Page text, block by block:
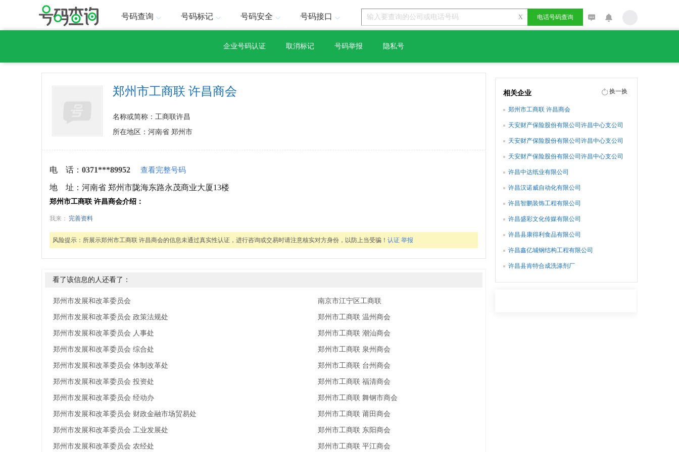
号码查询 号码标记 号码安全 号码接口 X 电话号码查询
企业号码认证 取消标记 号码举报 隐私号
郑州市工商联 许昌商会
名称或简称：工商联许昌
所在地区：河南省 郑州市
电 话： 0371***89952 查看完整号码
地 址： 河南省 郑州市陇海东路永茂商业大厦13楼
郑州市工商联 许昌商会介绍：
我来： 完善资料
风险提示： 所展示郑州市工商联 许昌商会的信息未通过真实性认证，进行咨询或交易时请注意核实对方身份，以防上当受骗！ 认证 举报
看了该信息的人还看了：
郑州市发展和改革委员会
郑州市发展和改革委员会 政策法规处
郑州市发展和改革委员会 人事处
郑州市发展和改革委员会 综合处
郑州市发展和改革委员会 体制改革处
郑州市发展和改革委员会 投资处
郑州市发展和改革委员会 经动办
郑州市发展和改革委员会 财政金融市场贸易处
郑州市发展和改革委员会 工业发展处
郑州市发展和改革委员会 农经处
南京市江宁区工商联
郑州市工商联 温州商会
郑州市工商联 潮汕商会
郑州市工商联 泉州商会
郑州市工商联 台州商会
郑州市工商联 福清商会
郑州市工商联 舞钢市商会
郑州市工商联 莆田商会
郑州市工商联 东阳商会
郑州市工商联 平江商会
相关企业 换一换
郑州市工商联 许昌商会
天安财产保险股份有限公司许昌中心支公司
天安财产保险股份有限公司许昌中心支公司
天安财产保险股份有限公司许昌中心支公司
许昌中达纸业有限公司
许昌汉诺威自动化有限公司
许昌智鹏装饰工程有限公司
许昌盛彩文化传媒有限公司
许昌县康得利食品有限公司
许昌鑫亿城钢结构工程有限公司
许昌县肯特合成洗涤剂厂